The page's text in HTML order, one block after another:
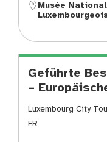
Musée
Geführte
–
Luxembourg City
FR